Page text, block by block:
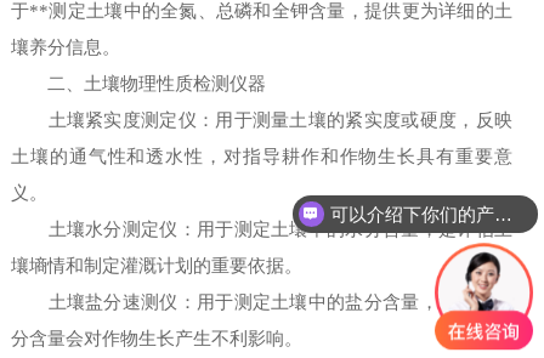
于**测定土壤中的全氮、总磷和全钾含量，提供更为详细的土
壤养分信息。
二、土壤物理性质检测仪器
土壤紧实度测定仪：用于测量土壤的紧实度或硬度，反映
土壤的通气性和透水性，对指导耕作和作物生长具有重要意
义。
土壤水分测定仪：用于测定土壤中的水分含量，是评估土
壤墒情和制定灌溉计划的重要依据。
土壤盐分速测仪：用于测定土壤中的盐分含量，过高的盐
分含量会对作物生长产生不利影响。
可以介绍下你们的产品么